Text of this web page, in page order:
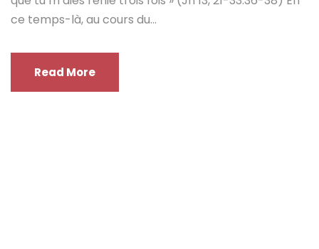
ce temps-là, au cours du...
Read More